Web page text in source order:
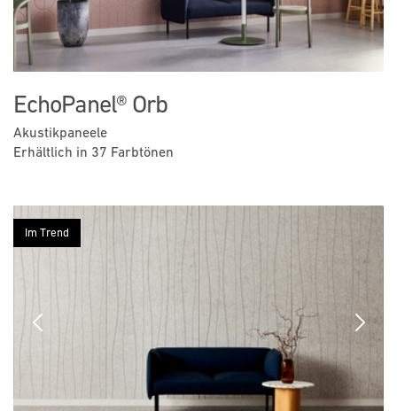
EchoPanel® Orb
Akustikpaneele
Erhältlich in 37 Farbtönen
Previous Next
Im Trend